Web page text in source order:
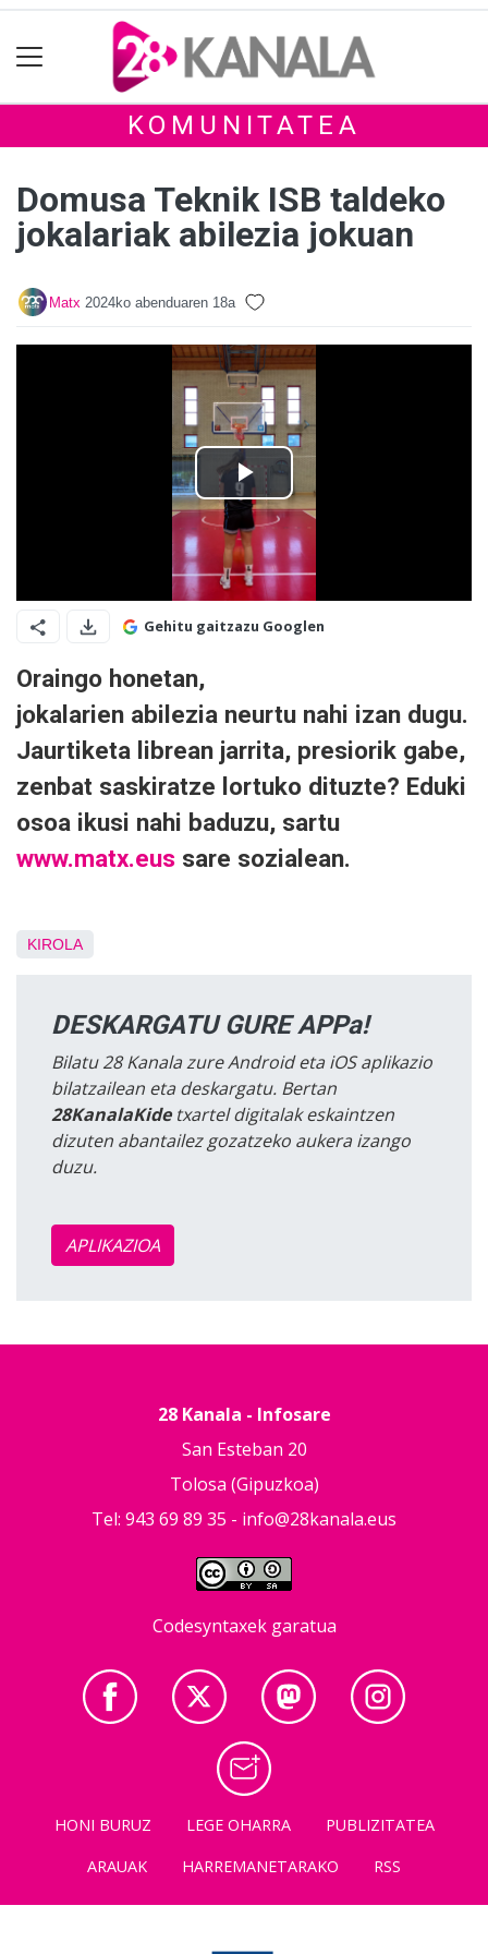
KOMUNITATEA
Domusa Teknik ISB taldeko
jokalariak abilezia jokuan
Matx 2024ko abenduaren 18a
Gehitu gaitzazu Googlen
Oraingo honetan,
jokalarien abilezia neurtu nahi izan dugu.
Jaurtiketa librean jarrita, presiorik gabe,
zenbat saskiratze lortuko dituzte? Eduki
osoa ikusi nahi baduzu, sartu
www.matx.eus sare sozialean.
KIROLA
DESKARGATU GURE APPa!
Bilatu 28 Kanala zure Android eta iOS aplikazio
bilatzailean eta deskargatu. Bertan
28KanalaKidetxartel digitalak eskaintzen
dizuten abantailez gozatzeko aukera izango
duzu.
APLIKAZIOA
28 Kanala - Infosare
San Esteban 20
Tolosa (Gipuzkoa)
Tel: 943 69 89 35 - info@28kanala.eus
Codesyntaxek garatua
HONI BURUZ LEGE OHARRA
PUBLIZITATEA
ARAUAK
HARREMANETARAKO RSS